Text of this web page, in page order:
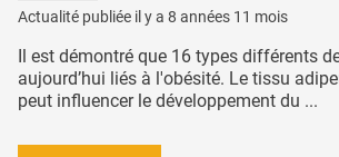
Actualité publiée il y a 8 années 11 mois
Il est démontré que 16 types différents
aujourd’hui liés à l'obésité. Le tissu
peut influencer le développement du ...